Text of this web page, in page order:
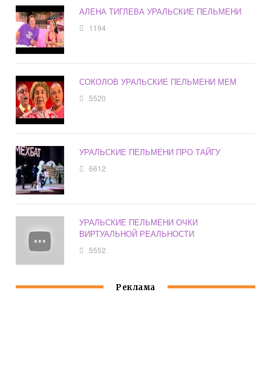
АЛЕНА ТИГЛЕВА УРАЛЬСКИЕ ПЕЛЬМЕНИ
1194
СОКОЛОВ УРАЛЬСКИЕ ПЕЛЬМЕНИ МЕМ
5520
УРАЛЬСКИЕ ПЕЛЬМЕНИ ПРО ТАЙГУ
6612
УРАЛЬСКИЕ ПЕЛЬМЕНИ ОЧКИ
ВИРТУАЛЬНОЙ РЕАЛЬНОСТИ
5552
Реклама